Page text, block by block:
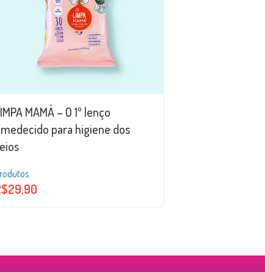
MAMÁ – O 1º lenço
para higiene dos
29,90